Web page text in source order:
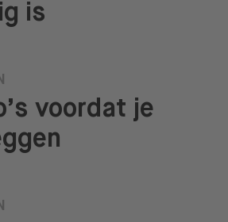
is
voordat je